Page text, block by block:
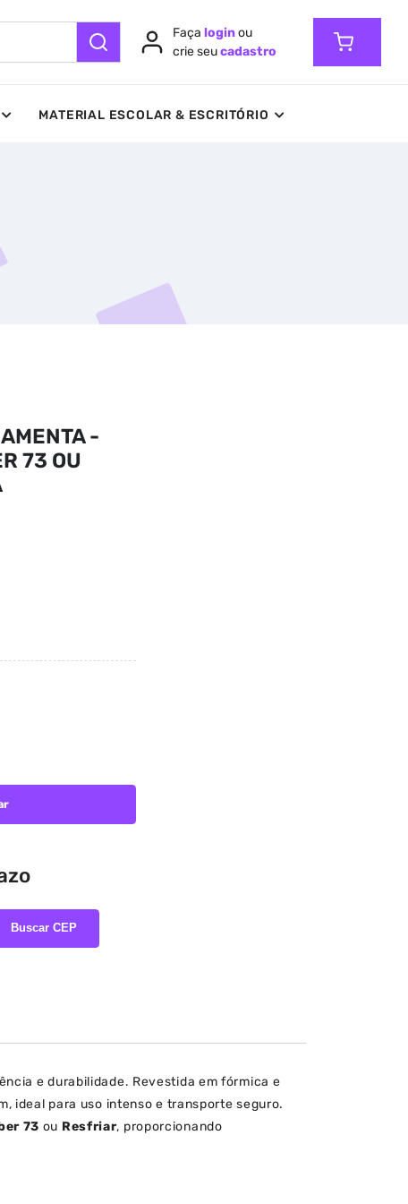
Faça loginou
crie seucadastro
MATERIAL ESCOLAR & ESCRITÓRIO
-
73 OU
Buscar CEP
e durabilidade. Revestida em fórmica e
ideal para uso intenso e transporte seguro.
73 ou Resfriar, proporcionando